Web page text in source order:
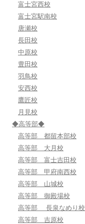
富士宮西校
富士宮駅南校
唐瀬校
長田校
中原校
豊田校
羽鳥校
安西校
鷹匠校
月見校
◆高等部◆
高等部 都留本部校
高等部 大月校
高等部 富士吉田校
高等部 甲府南西校
高等部 山城校
高等部 御殿場校
高等部 長泉なめり校
高等部 吉原校